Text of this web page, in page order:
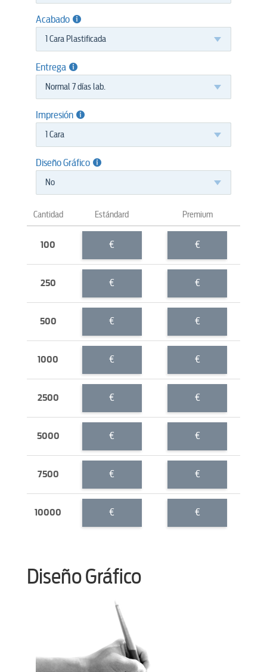
Acabado
1 Cara Plastificada
Entrega
Normal 7 días lab.
Impresión
1 Cara
Diseño Gráfico
No
Cantidad Estándard Premium
100 € €
250 € €
500 € €
1000 € €
2500 € €
5000 € €
7500 € €
10000 € €
Diseño Gráfico